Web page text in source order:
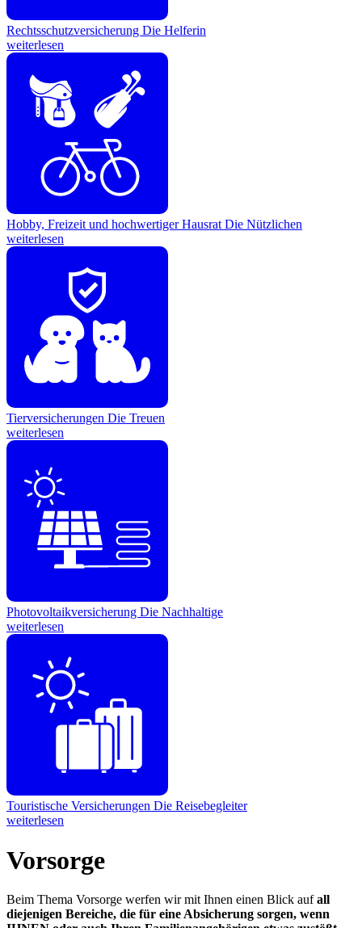
Rechtsschutzversicherung Die Helferin
weiterlesen
Hobby, Freizeit und hochwertiger Hausrat Die Nützlichen
weiterlesen
Tierversicherungen Die Treuen
weiterlesen
Photovoltaikversicherung Die Nachhaltige
weiterlesen
Touristische Versicherungen Die Reisebegleiter
weiterlesen
Vorsorge
Beim Thema Vorsorge werfen wir mit Ihnen einen Blick aufall
diejenigen Bereiche, die für eine Absicherung sorgen, wenn